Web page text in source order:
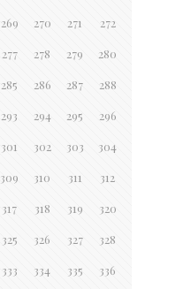
269 270 271 272
277 278 279 280
285 286 287 288
293 294 295 296
301 302 303 304
309 310 311 312
317 318 319 320
325 326 327 328
333 334 335 336